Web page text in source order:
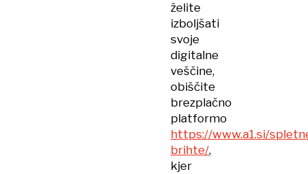
želite
izboljšati
svoje
digitalne
veščine,
obiščite
brezplačno
platformo
https://www.a1.si/
brihte/,
kjer